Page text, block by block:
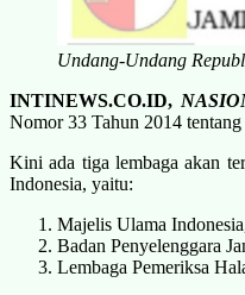
Undang-Undang
INTINEWS.CO.ID,
Nomor 33 Tahun 2014
Kini ada tiga lembaga akan
Indonesia, yaitu:
Majelis Ulama
Badan Penyelenggara
Lembaga Pemeriksa